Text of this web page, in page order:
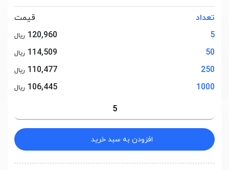
تعداد
قیمت
5
120,960 ریال
50
114,509 ریال
250
110,477 ریال
1000
106,445 ریال
افزودن به سبد خرید